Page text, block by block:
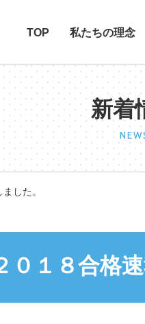
TOP 私たちの理念
新着
した。
０１８合格